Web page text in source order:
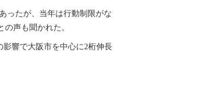
ったが、当年は行動制限がな
声も聞かれた。
影響で大阪市を中心に2桁伸長